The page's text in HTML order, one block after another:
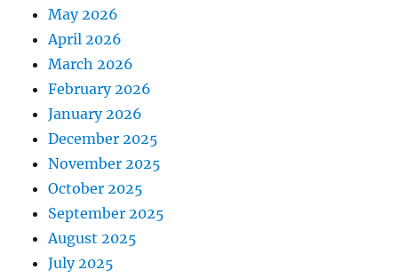
May 2026
April 2026
March 2026
February 2026
January 2026
December 2025
November 2025
October 2025
September 2025
August 2025
July 2025